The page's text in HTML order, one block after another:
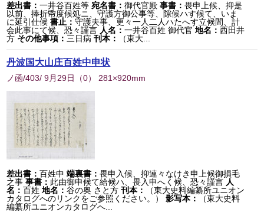
差出書：一井谷百姓等 宛名書：御代官殿 事書：畏申上候、抑是
以前、捧折帋度候処ニ、守護方御公事等、隙候ハす候て、いま
に延引仕候 書止：守護夫事、更々一人二人ハたへす立候間、計
会此事にて候、恐々謹言 人名：一井谷百姓 御代官 地名：西田井
方 その他事項： 三日病 刊本： （東大...
丹波国大山庄百姓中申状
ノ函/403/ 9月29日 （0） 281×920mm
差出書：百姓中 端裏書：畏申入候、抑連々なけき申上候御損毛
之事 事書： 此由御申候て給候ハ、畏入申へく候、恐々謹言 人
名：百姓 地名：谷の奥 さと方 刊本：
（東大史料編纂所ユニオン
カタログへのリンクをご参照ください。）
影写本：
（東大史料
編纂所ユニオンカタログへ...